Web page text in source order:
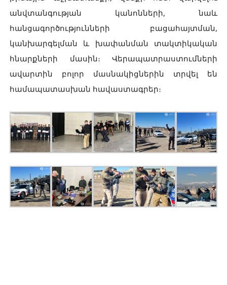
անվտանգության կանոնների, նաև
հանցագործությունների բացահայտման,
կանխարգելման և խափանման տակտիկական
հնարքների մասին։ Վերապատրաստումների
ավարտին բոլոր մասնակիցներին տրվել են
համապատասխան հավաստագրեր։